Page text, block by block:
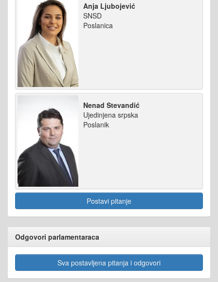
Anja Ljubojević
SNSD
Poslanica
Nenad Stevandić
Ujedinjena srpska
Poslanik
Postavi pitanje
Odgovori parlamentaraca
Sva postavljena pitanja i odgovori